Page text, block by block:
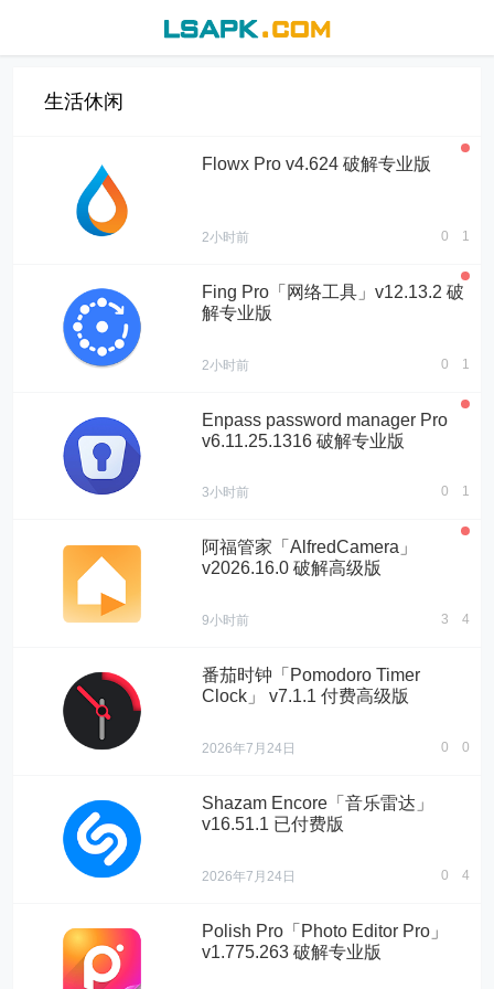
生活休闲
Flowx Pro v4.624 破解专业版
2小时前 0 1
Fing Pro「网络工具」v12.13.2 破
解专业版
2小时前 0 1
Enpass password manager Pro
v6.11.25.1316 破解专业版
3小时前 0 1
阿福管家「AlfredCamera」
v2026.16.0 破解高级版
9小时前 3 4
番茄时钟「Pomodoro Timer
Clock」 v7.1.1 付费高级版
2026年7月24日 0 0
Shazam Encore「音乐雷达」
v16.51.1 已付费版
2026年7月24日 0 4
Polish Pro「Photo Editor Pro」
v1.775.263 破解专业版